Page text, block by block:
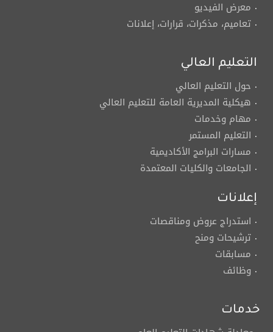
معرض الفيديو
تعاميم، مذكرات، قرارات، إعلانات
التعليم العالي
حول التعليم العالي
هيكلية المديرية العامة للتعليم العالي
مهام وخدمات
التعليم المستمر
مسارات البرامج الأكاديمية
الجامعات والكليات المعتمدة
إعلانات
استدراج عروض ومناقصات
ترشيحات ومنح
مسابقات
وظائف
خدمات